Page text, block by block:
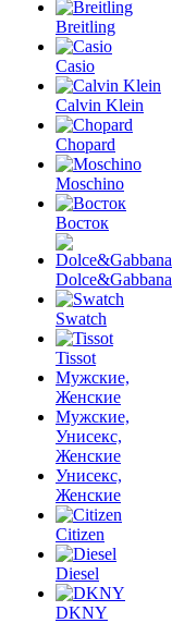
Breitling
Casio
Calvin Klein
Chopard
Moschino
Восток
Dolce&Gabbana
Swatch
Tissot
Мужские,
Женские
Мужские,
Унисекс,
Женские
Унисекс,
Женские
Citizen
Diesel
DKNY